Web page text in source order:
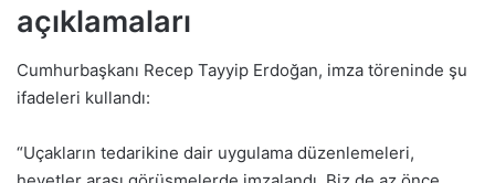
açıklamaları
Cumhurbaşkanı Recep Tayyip Erdoğan, imza töreninde şu
ifadeleri kullandı:
“Uçakların tedarikine dair uygulama düzenlemeleri,